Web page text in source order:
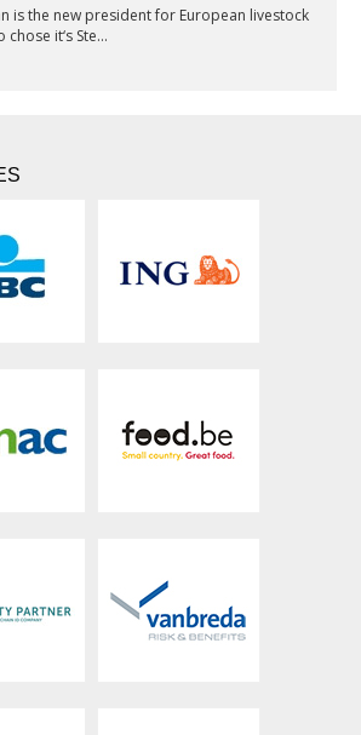
is the new president for European livestock
chose it‘s Ste...